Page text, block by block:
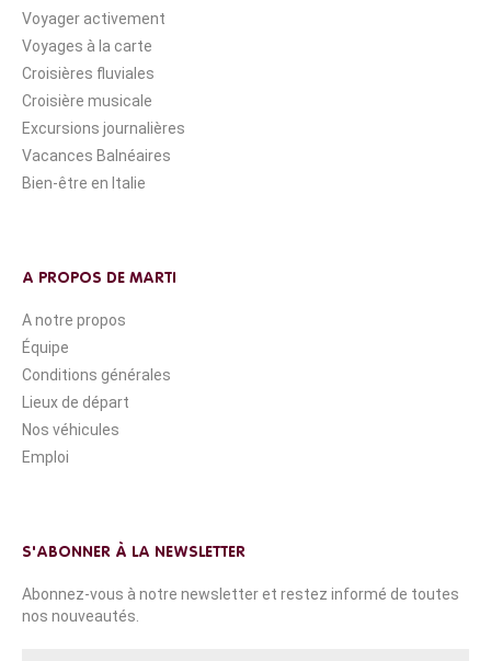
Voyager activement
Voyages à la carte
Croisières fluviales
Croisière musicale
Excursions journalières
Vacances Balnéaires
Bien-être en Italie
A PROPOS DE MARTI
A notre propos
Équipe
Conditions générales
Lieux de départ
Nos véhicules
Emploi
S'ABONNER À LA NEWSLETTER
Abonnez-vous à notre newsletter et restez informé de toutes
nos nouveautés.